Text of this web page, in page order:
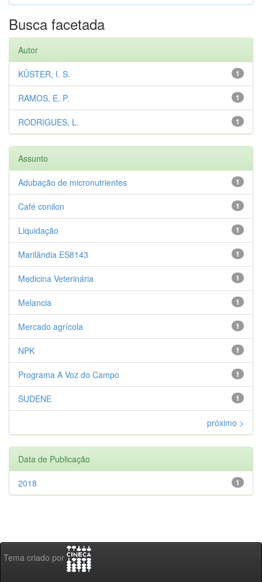
Busca facetada
Autor
1
KÜSTER, I. S.
1
RAMOS, E. P.
1
RODRIGUES, L.
Assunto
1
Adubação de micronutrientes
1
Café conilon
1
Liquidação
1
Marilândia ES8143
1
Medicina Veterinária
1
Melancia
1
Mercado agrícola
1
NPK
1
Programa A Voz do Campo
1
SUDENE
próximo >
Data de Publicação
1
2018
Tema criado por